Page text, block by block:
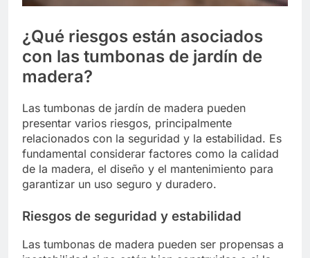
¿Qué riesgos están asociados
con las tumbonas de jardín de
madera?
Las tumbonas de jardín de madera pueden
presentar varios riesgos, principalmente
relacionados con la seguridad y la estabilidad. Es
fundamental considerar factores como la calidad
de la madera, el diseño y el mantenimiento para
garantizar un uso seguro y duradero.
Riesgos de seguridad y estabilidad
Las tumbonas de madera pueden ser propensas a